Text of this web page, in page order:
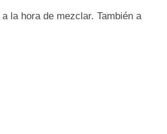
a la hora de mezclar. También a